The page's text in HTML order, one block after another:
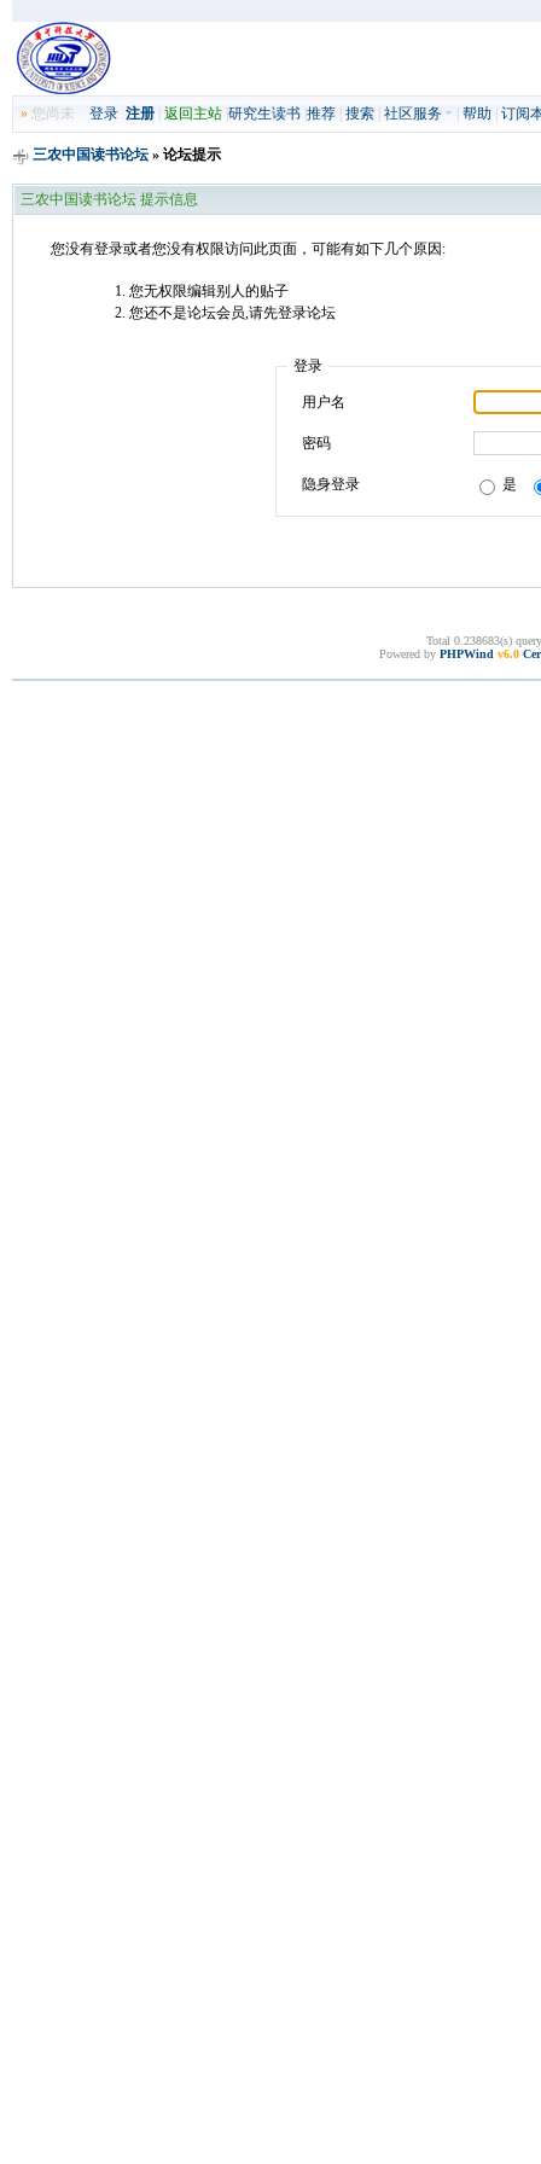
»您尚未 登录 注册| 返回主站| 研究生读书| 推荐| 搜索| 社区服务 帮助 订阅
三农中国读书论坛» 论坛提示
三农中国读书论坛 提示信息
您没有登录或者您没有权限访问此页面，可能有如下几个原因:
您无权限编辑别人的贴子
您还不是论坛会员,请先登录论坛
登录
用户名
密码
隐身登录 是
Total 0.238683(s)
Powered by PHPWind v6.0